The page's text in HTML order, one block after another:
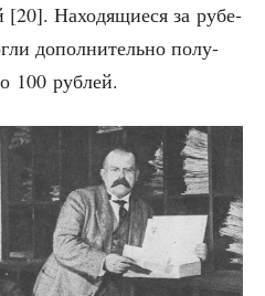
Нахо­дя­щи­е­ся за рубе­
допол­ни­тель­но полу­
100 рублей.